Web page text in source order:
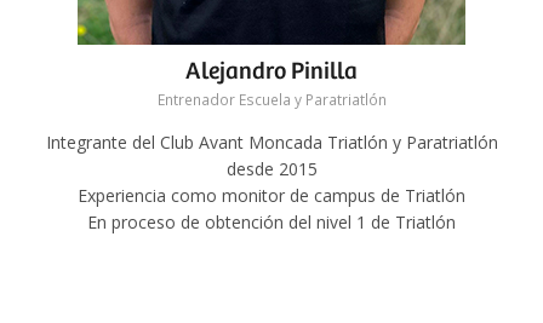
Alejandro Pinilla
Entrenador Escuela y Paratriatlón
Integrante del Club Avant Moncada Triatlón y Paratriatlón
desde 2015
Experiencia como monitor de campus de Triatlón
En proceso de obtención del nivel 1 de Triatlón